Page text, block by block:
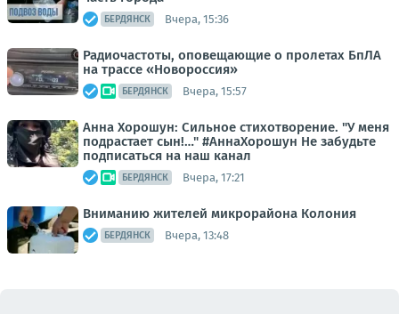
БЕРДЯНСК Вчера, 15:36
Радиочастоты, оповещающие о пролетах БпЛА
на трассе «Новороссия»
БЕРДЯНСК Вчера, 15:57
Анна Хорошун: Сильное стихотворение. "У меня
подрастает сын!…" #АннаХорошун Не забудьте
подписаться на наш канал
БЕРДЯНСК Вчера, 17:21
Вниманию жителей микрорайона Колония
БЕРДЯНСК Вчера, 13:48